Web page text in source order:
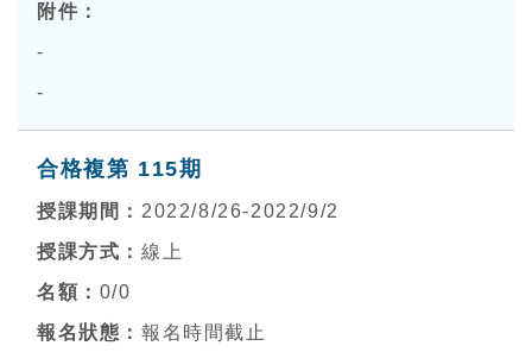
-
-
合格複第 115期
2022/8/26-2022/9/2
線上
0/0
報名時間截止